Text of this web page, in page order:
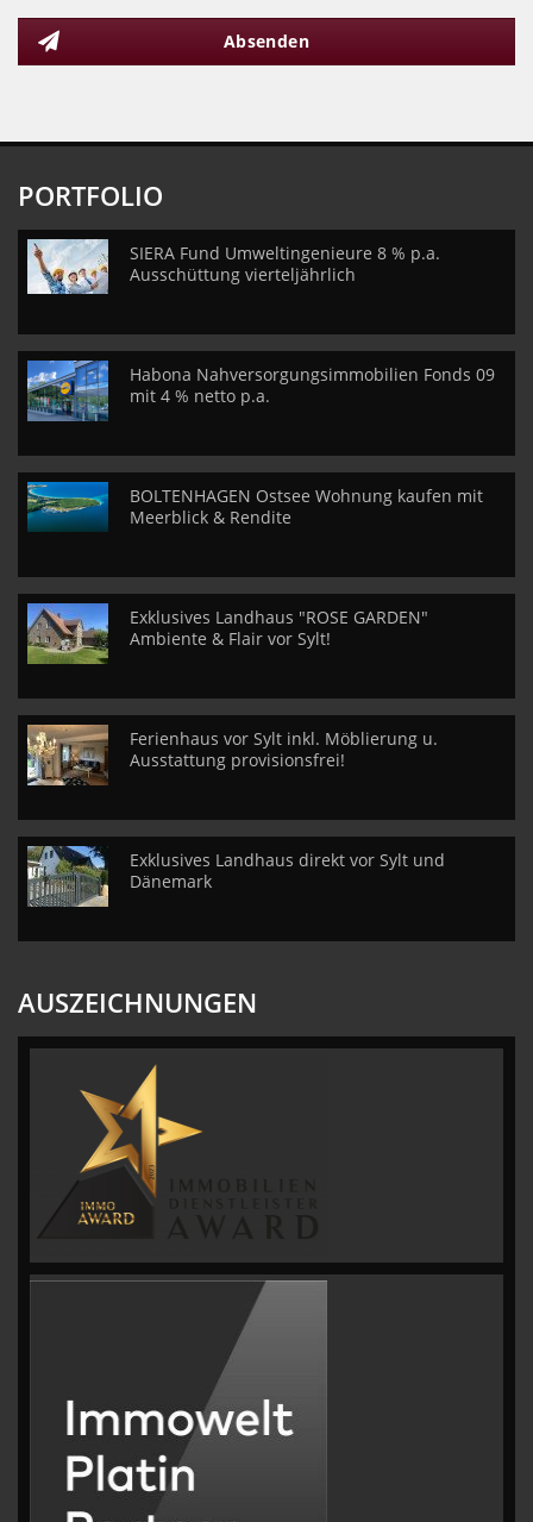
Absenden
PORTFOLIO
SIERA Fund Umweltingenieure 8 % p.a.
Ausschüttung vierteljährlich
Habona Nahversorgungsimmobilien Fonds 09
mit 4 % netto p.a.
BOLTENHAGEN Ostsee Wohnung kaufen mit
Meerblick & Rendite
Exklusives Landhaus "ROSE GARDEN"
Ambiente & Flair vor Sylt!
Ferienhaus vor Sylt inkl. Möblierung u.
Ausstattung provisionsfrei!
Exklusives Landhaus direkt vor Sylt und
Dänemark
AUSZEICHNUNGEN